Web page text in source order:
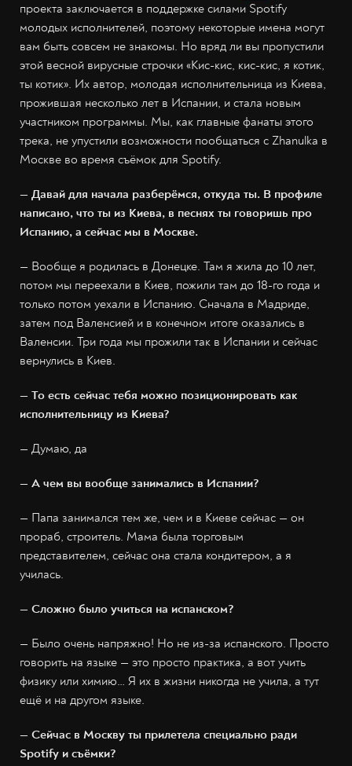
проекта заключается в поддержке силами Spotify
молодых исполнителей, поэтому некоторые имена могут
вам быть совсем не знакомы. Но вряд ли вы пропустили
этой весной вирусные строчки «Кис-кис, кис-кис, я котик,
ты котик». Их автор, молодая исполнительница из Киева,
прожившая несколько лет в Испании, и стала новым
участником программы. Мы, как главные фанаты этого
трека, не упустили возможности пообщаться с Zhanulka в
Москве во время съёмок для Spotify.
— Давай для начала разберёмся, откуда ты. В профиле
написано, что ты из Киева, в песнях ты говоришь про
Испанию, а сейчас мы в Москве.
— Вообще я родилась в Донецке. Там я жила до 10 лет,
потом мы переехали в Киев, пожили там до 18-го года и
только потом уехали в Испанию. Сначала в Мадриде,
затем под Валенсией и в конечном итоге оказались в
Валенсии. Три года мы прожили так в Испании и сейчас
вернулись в Киев.
— То есть сейчас тебя можно позиционировать как
исполнительницу из Киева?
— Думаю, да
— А чем вы вообще занимались в Испании?
— Папа занимался тем же, чем и в Киеве сейчас — он
прораб, строитель. Мама была торговым
представителем, сейчас она стала кондитером, а я
училась.
— Сложно было учиться на испанском?
— Было очень напряжно! Но не из-за испанского. Просто
говорить на языке — это просто практика, а вот учить
физику или химию… Я их в жизни никогда не учила, а тут
ещё и на другом языке.
— Сейчас в Москву ты прилетела специально ради
Spotify и съёмки?